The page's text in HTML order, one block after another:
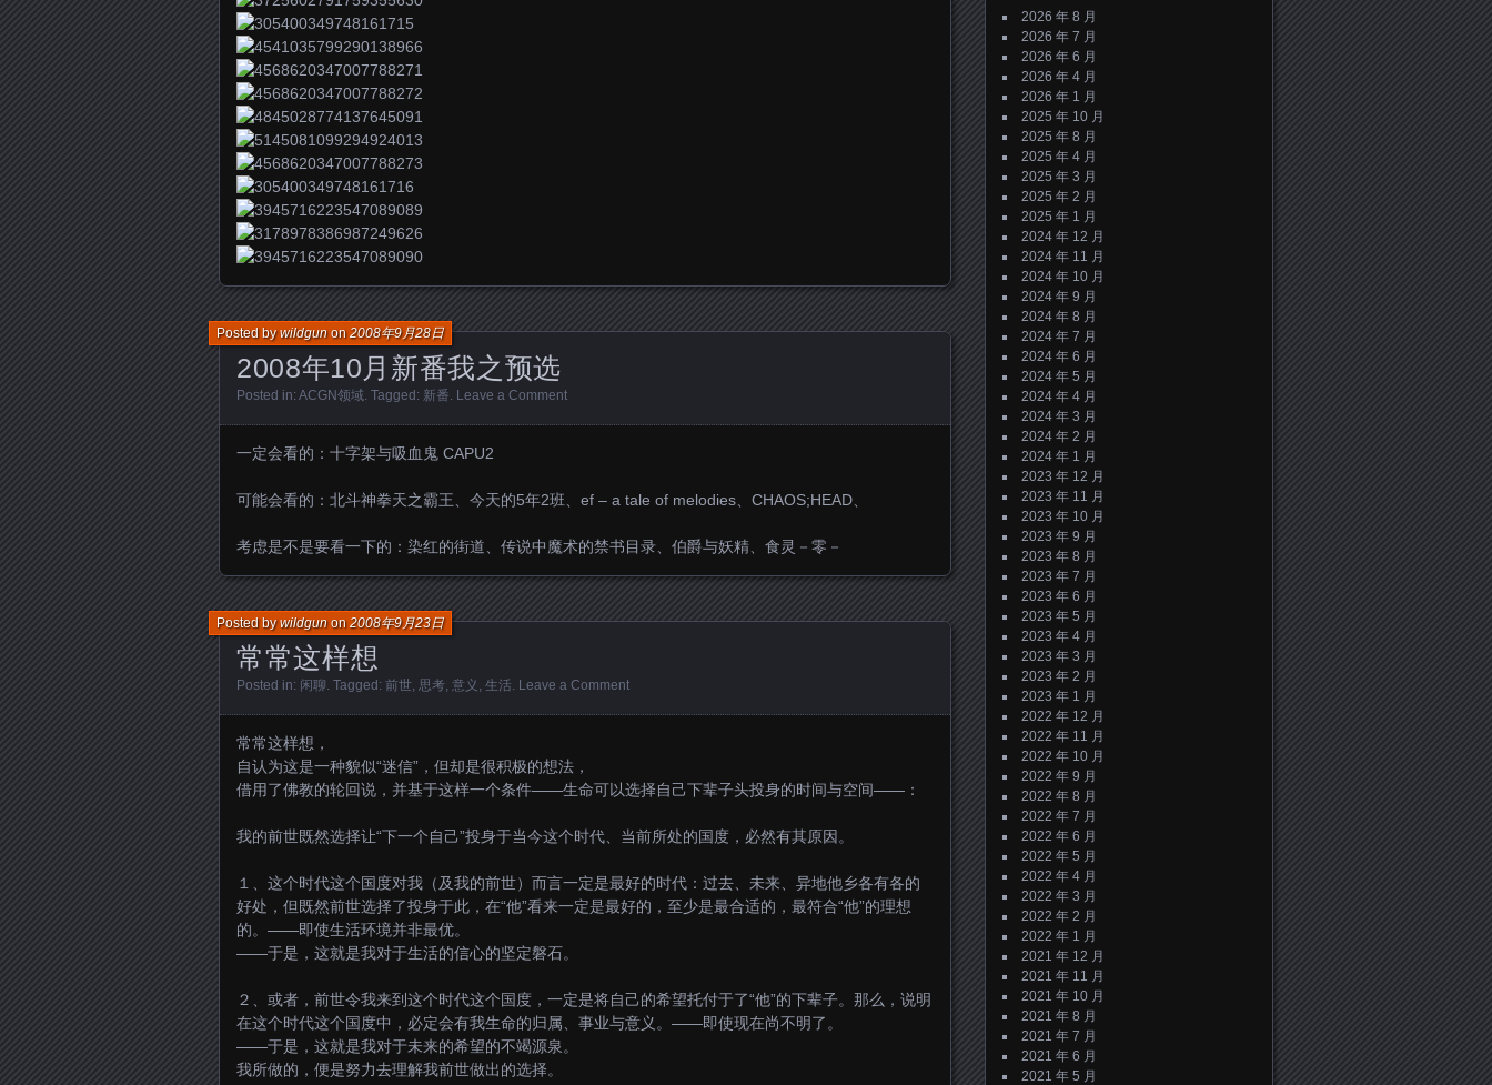
2008年10月新番我之预选
Posted bywildgunon2008年9月28日
Posted in: ACGN领域 . Tagged: 新番 Leave a Comment
一定会看的：十字架与吸血鬼 CAPU2
可能会看的：北斗神拳天之霸王、今天的5年2班、ef – a tale of melodies、CHAOS;HEAD、
考虑是不是要看一下的：染红的街道、传说中魔术的禁书目录、伯爵与妖精、食灵－零－
常常这样想
Posted bywildgunon2008年9月23日
Posted in: 闲聊 . Tagged: 前世 思考 意义 生活 Leave a Comment
常常这样想，
自认为这是一种貌似“迷信”，但却是很积极的想法，
借用了佛教的轮回说，并基于这样一个条件——生命可以选择自己下辈子头投身的时间与空间——：
我的前世既然选择让“下一个自己”投身于当今这个时代、当前所处的国度，必然有其原因。
１、这个时代这个国度对我（及我的前世）而言一定是最好的时代：过去、未来、异地他乡各有各的
好处，但既然前世选择了投身于此，在“他”看来一定是最好的，至少是最合适的，最符合“他”的理想
的。——即使生活环境并非最优。
——于是，这就是我对于生活的信心的坚定磐石。
２、或者，前世令我来到这个时代这个国度，一定是将自己的希望托付于了“他”的下辈子。那么，说明
在这个时代这个国度中，必定会有我生命的归属、事业与意义。——即使现在尚不明了。
——于是，这就是我对于未来的希望的不竭源泉。
我所做的，便是努力去理解我前世做出的选择。
2026 年 8 月
2026 年 7 月
2026 年 6 月
2026 年 4 月
2026 年 1 月
2025 年 10 月
2025 年 8 月
2025 年 4 月
2025 年 3 月
2025 年 2 月
2025 年 1 月
2024 年 12 月
2024 年 11 月
2024 年 10 月
2024 年 9 月
2024 年 8 月
2024 年 7 月
2024 年 6 月
2024 年 5 月
2024 年 4 月
2024 年 3 月
2024 年 2 月
2024 年 1 月
2023 年 12 月
2023 年 11 月
2023 年 10 月
2023 年 9 月
2023 年 8 月
2023 年 7 月
2023 年 6 月
2023 年 5 月
2023 年 4 月
2023 年 3 月
2023 年 2 月
2023 年 1 月
2022 年 12 月
2022 年 11 月
2022 年 10 月
2022 年 9 月
2022 年 8 月
2022 年 7 月
2022 年 6 月
2022 年 5 月
2022 年 4 月
2022 年 3 月
2022 年 2 月
2022 年 1 月
2021 年 12 月
2021 年 11 月
2021 年 10 月
2021 年 8 月
2021 年 7 月
2021 年 6 月
2021 年 5 月